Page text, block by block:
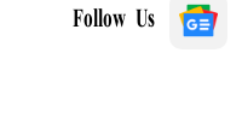
Follow Us